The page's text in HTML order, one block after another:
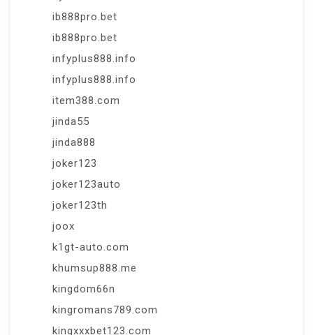
ib888pro.bet
ib888pro.bet
infyplus888.info
infyplus888.info
item388.com
jinda55
jinda888
joker123
joker123auto
joker123th
joox
k1gt-auto.com
khumsup888.me
kingdom66n
kingromans789.com
kingxxxbet123.com